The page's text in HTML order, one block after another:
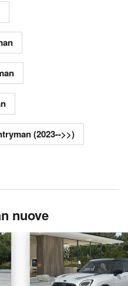
(2023-->>)
nuove